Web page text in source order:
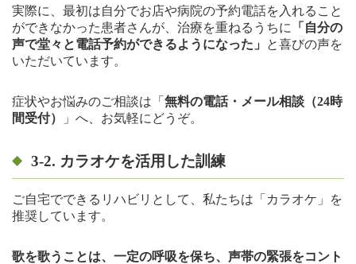
実際に、最初は自分でお店や病院の予約電話を入れること
ができなかった患者さんが、治療を重ねるうちに
「自分の
声で堂々と電話予約ができるようになった」
と喜びの声を
いただいています。
症状やお悩みのご相談は「 無料の電話・メール相談（24時
間受付）
」へ、お気軽にどうぞ。
3-2. カラオケを活用した訓練
ご自宅でできるリハビリとして、私たちは「カラオケ」を
推奨しています。
歌を歌うことは、一定の呼吸を保ち、声帯の緊張をコント